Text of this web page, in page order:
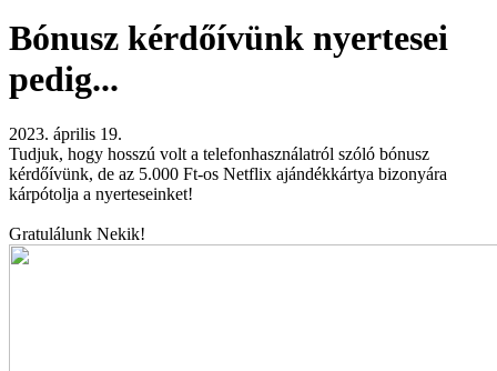
Bónusz kérdőívünk nyertesei
pedig...
2023. április 19.
Tudjuk, hogy hosszú volt a telefonhasználatról szóló bónusz
kérdőívünk, de az 5.000 Ft-os Netflix ajándékkártya bizonyára
kárpótolja a nyerteseinket!
Gratulálunk Nekik!